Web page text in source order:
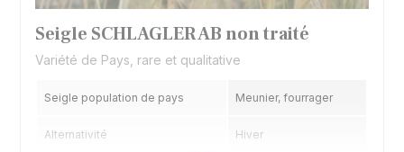
Seigle SCHLAGLER AB non traité
Variété de Pays, rare et qualitative
Seigle population de pays Meunier, fourrager
Alternativité Hiver